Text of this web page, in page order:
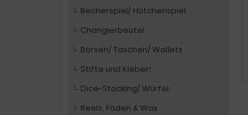
Becherspiel/ Hütchenspiel
Changierbeutel
Börsen/ Taschen/ Wallets
Stifte und Kleber!
Dice-Stacking/ Würfel
Reels, Fäden & Wax